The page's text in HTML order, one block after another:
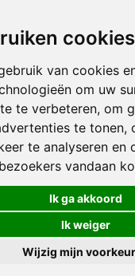
cookies
van cookies
om uw
te verbeteren, om
te tonen,
te analyseren en
vandaan
Ik ga akkoord
Ik weiger
Wijzig mijn